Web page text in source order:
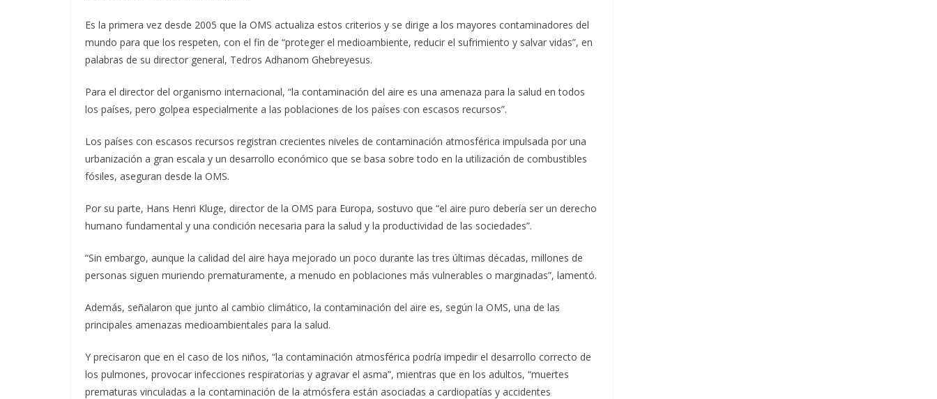
Es la primera vez desde 2005 que la OMS actualiza estos criterios y se dirige a los mayores contaminadores del
mundo para que los respeten, con el fin de “proteger el medioambiente, reducir el sufrimiento y salvar vidas”, en
palabras de su director general, Tedros Adhanom Ghebreyesus.
Para el director del organismo internacional, “la contaminación del aire es una amenaza para la salud en todos
los países, pero golpea especialmente a las poblaciones de los países con escasos recursos”.
Los países con escasos recursos registran crecientes niveles de contaminación atmosférica impulsada por una
urbanización a gran escala y un desarrollo económico que se basa sobre todo en la utilización de combustibles
fósiles, aseguran desde la OMS.
Por su parte, Hans Henri Kluge, director de la OMS para Europa, sostuvo que “el aire puro debería ser un derecho
humano fundamental y una condición necesaria para la salud y la productividad de las sociedades”.
“Sin embargo, aunque la calidad del aire haya mejorado un poco durante las tres últimas décadas, millones de
personas siguen muriendo prematuramente, a menudo en poblaciones más vulnerables o marginadas”, lamentó.
Además, señalaron que junto al cambio climático, la contaminación del aire es, según la OMS, una de las
principales amenazas medioambientales para la salud.
Y precisaron que en el caso de los niños, “la contaminación atmosférica podría impedir el desarrollo correcto de
los pulmones, provocar infecciones respiratorias y agravar el asma”, mientras que en los adultos, “muertes
prematuras vinculadas a la contaminación de la atmósfera están asociadas a cardiopatías y accidentes